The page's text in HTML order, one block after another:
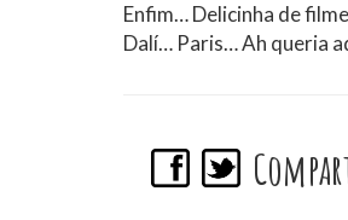
Enfim… Delicinha de
Dalí… Paris… Ah queria